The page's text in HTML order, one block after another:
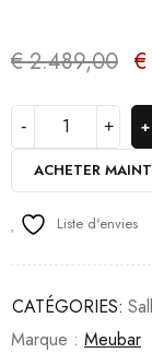
€2.489,00 €
ACHETER
Liste d'envies
CATÉGORIES:
Marque : Meubar